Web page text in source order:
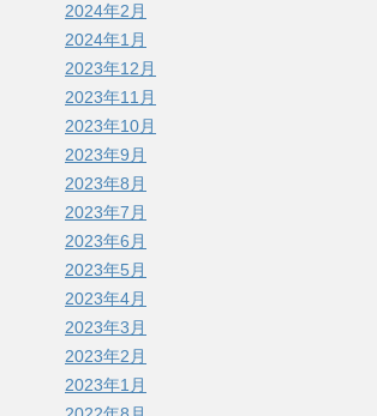
2024年2月
2024年1月
2023年12月
2023年11月
2023年10月
2023年9月
2023年8月
2023年7月
2023年6月
2023年5月
2023年4月
2023年3月
2023年2月
2023年1月